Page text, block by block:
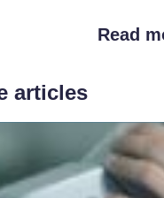
Read
articles